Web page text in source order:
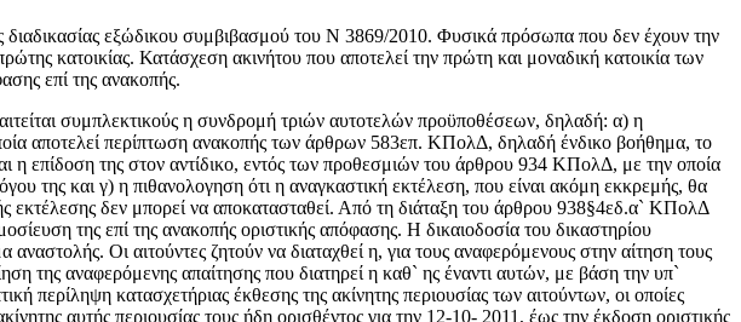
εξώδικου συμβιβασμού του Ν 3869/2010. Φυσικά πρόσωπα που δεν έχουν την
κατοικίας. Κατάσχεση ακινήτου που αποτελεί την πρώτη και μοναδική κατοικία των
επί της ανακοπής.
ακινήτου της παραγράφου 2 του άρθρου 9». Δικαιοπολιτική επιλογή του Έλληνα νομοθέτη με τις αναγκαστικού δικαίου διατάξεις του Ν. 3869/2010 είναι η παροχή προστασίας στον καλόπιστο υπερχρεωμένο οφειλέτη με σκοπό την επανένταξη του στην οικονομική και κοινωνική ζωή, με την επανάκτηση της οικονομικής του ελευθερίας που συνεπάγεται η ρύθμιση και η απαλλαγή των χρεών του (βλ. την αιτιολογική έκθεση του νόμου). Ενόψει των ανωτέρω, φυσικά πρόσωπα που δεν έχουν πτωχευτική ικανότητα και έχουν περιέλθει χωρίς δόλο σε μόνιμη αδυναμία πληρωμής ληξιπρόθεσμων χρηματικών οφειλών τους δικαιούνται να υποβάλουν στο αρμόδιο δικαστήριο την αίτηση για τη ρύθμιση των οφειλών αυτών και απαλλαγή. Κατά συνέπεια, καθίσταται πλέον σαφές ότι ο νόμος αυτός αφορά σε μη εμπόρους φυσικά πρόσωπα, ανεξαρτήτως του χαρακτήρα και της προέλευσης του χρέους, με την έννοια ότι χρέη που προέρχονται από περιορισμένη σε έκταση επαγγελματική δραστηριότητα, που δεν προσδίδει στον οφειλέτη την εμπορική ιδιότητα, μπορούν ομοίως να υπαχθούν στη διαδικασία του ως άνω νόμου (ΜονΠρΑΘ 1795/2011, ΜονΠρΚαβ 745/2011, ΜονΠρΑΘ 8326/2010, ΜονΠρΑΘ 7794/2010 Τρ.Νομ.Πλ. Νόμος). Από την εκτίμηση των εγγράφων που προσκομίστηκαν από τους διαδίκους πιθανολογούνται τα ακόλουθα πραγματικά περιστατικά: Με εκτελεστούς τίτλους: α) την υπ` αριθμό 1.502/27-10-2009 διαταγή πληρωμής της Δικαστού του Μονομελούς Πρωτοδικείου Πατρών, β) την υπ` αριθμό 1.587/4-11-2009 διαταγή πληρωμής της Δικαστού του Μονομελούς Πρωτοδικείου Πατρών και γ) την υπ` αριθμό 1.588/4-11 -2009 διαταγή πληρωμής της Δικαστού του Μονομελούς Πρωτοδικείου Πατρών και για την ικανοποίηση απαιτήσεων της καθ` ης έναντι των αιτούντων, ποσού 59.476,73 ευρώ πλέον τόκων και εξόδων, 115.728,41 ευρώ πλέον τόκων και εξόδων και 74.914,46 ευρώ πλέον τόκων και εξόδων, αντίστοιχα, με βάση τις σχετικές επιταγές προς πληρωμή που επιδόθηκαν στους αιτούντες κάτω από το πρώτο εκτελεστό απόγραφο των άνω διαταγών πληρωμής, που προέρχονται οι απαιτήσεις από συμβάσεις δανείου που συνήφθησαν μεταξύ των διαδίκων, κατασχέθηκε, με επίσπευση της καθ` ης, με την υπ` αριθμό ...../10-12-2009 έκθεση αναγκαστικής κατάσχεσης ακινήτων, που συντάχθηκε από τη δικαστική επιμελήτρια του Πρωτοδικείου Αιγίου, ................ , α) το με στοιχεία ΙΣ 1 διαμέρισμα του ισογείου ορόφου, εμβαδού 80,05τ.μ., μιας υπερυψωμένης οικοδομής, που έχει χτιστεί στο με στοιχείο 1 τμήμα ενός ενιαίου οικοπέδου, το οποίο βρίσκεται στη θέση «Παναγίτσα», εντός του Οικισμού Οβρυάς του πρώην Δήμου Μεσσάτιδος Αχαίας, στη διασταύρωση των οδών ....... και............................και β) η με στοιχεία ΥΠ 1 υπόγεια αποθήκη, εμβαδού 97,56τ.μ., της ίδιας ως άνω υπερυψωμένης οικοδομής, που βρίσκεται στη θέση «Παναγίτσα», εντός του Οικισμού Οβρυάς του πρώην Δήμου Μεσσάτιδος Αχαίας, στη διασταύρωση των οδών........και Παρόδου ............... Το προπεριγραφέντο ακίνητα, που περιήλθαν στους αιτούντες, κατά πλήρη κυριότητα, το με στοιχεία ΙΣ 1 διαμέρισμα, στον πρώτο αιτούντα και η με στοιχεία ΥΠ 1 αποθήκη, κατά ποσοστό 50% εξ αδιαιρέτου στον καθένα από τους αιτούντες, δυνάμει: α) της υπ` αριθμό 1.100/5-4-2007 συμβολαιογραφικής πράξης σύστασης κάθετης καί οριζόντιας ιδιοκτησίας της Συμβολαιογράφου Πατρών Γαρυφαλλιάς Φλίγκου -Σαραβα, που έχει μεταγραφεί νόμιμα στα βιβλία μεταγραφών του Υποθηκοφυλακείου Πατρών, στον τόμο ......και με αριθμό ...... και β) του υπ` αριθμό....../5-4-2007 συμβολαίου γονικής παροχής της ίδιας ως άνω Συμβολαιογράφου, που έχει μεταγραφεί νόμιμα στα βιβλία μεταγραφών του Υποθηκοφυλακείου Πατρών, στον τόμο .....και με αριθμό ....., ήδη εκτίθενται σε δημόσιο αναγκαστικό πλειστηριασμό, που έχει οριστεί για την 12-10-2011, συνταχθείσας σχετικώς και της υπ` αριθμό 1.336/5-9-2011 πέμπτης επαναληπτικής περίληψης κατασχετήριας έκθεσης της ίδιας πιο πάνω δικαστικής επιμελήτριας. Η αξία του ως άνω ισογείου διαμερίσματος και της υπόγειας αποθήκης εκτιμήθηκε, με την υπ` αριθμό 1938/2011 απόφαση του ιδίου Δικαστηρίου, ότι ανέρχεται στο ποσό των 121.000 ευρώ το διαμέρισμα και στο ποσό των 48.000 ευρώ η υπόγεια αποθήκη, η δε τιμή πρώτης προσφοράς τους ορίστηκε στο ποσό των 100.000 ευρώ και στο ποσό των 35.000 ευρώ αντίστοιχα. Κατά των άνω π